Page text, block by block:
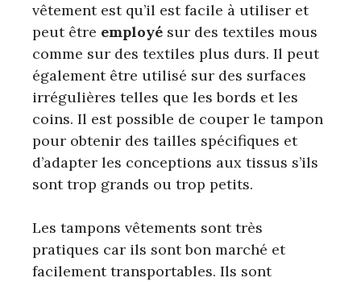
vêtement est qu’il est facile à utiliser et
peut être employé sur des textiles mous
comme sur des textiles plus durs. Il peut
également être utilisé sur des surfaces
irrégulières telles que les bords et les
coins. Il est possible de couper le tampon
pour obtenir des tailles spécifiques et
d’adapter les conceptions aux tissus s’ils
sont trop grands ou trop petits.
Les tampons vêtements sont très
pratiques car ils sont bon marché et
facilement transportables. Ils sont